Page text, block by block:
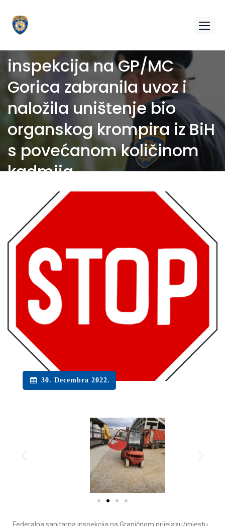
Federalna sanitarna
inspekcija na GP/MC
Gorica zabranila uvoz i
naložila uništenje bio
organskog krompira iz BiH
s povećanom količinom
kadmija
30. Decembra 2022.